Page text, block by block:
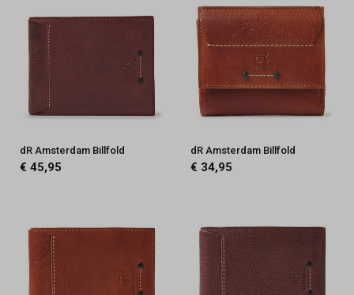
dR Amsterdam Billfold
€ 45,95
dR Amsterdam Billfold
€ 34,95